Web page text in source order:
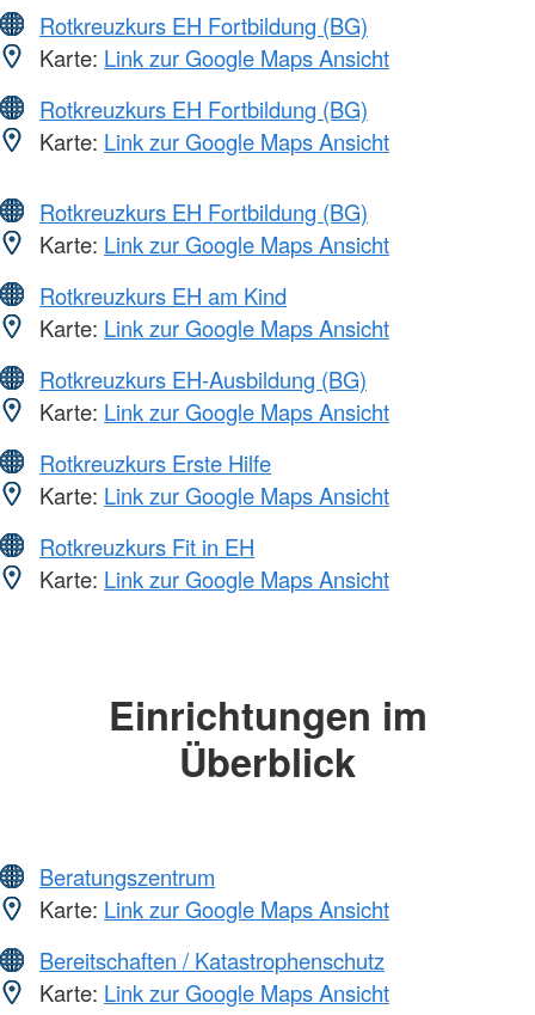
Rotkreuzkurs EH Fortbildung (BG)
Karte: Link zur Google Maps Ansicht
Rotkreuzkurs EH Fortbildung (BG)
Karte: Link zur Google Maps Ansicht
Rotkreuzkurs EH Fortbildung (BG)
Karte: Link zur Google Maps Ansicht
Rotkreuzkurs EH am Kind
Karte: Link zur Google Maps Ansicht
Rotkreuzkurs EH-Ausbildung (BG)
Karte: Link zur Google Maps Ansicht
Rotkreuzkurs Erste Hilfe
Karte: Link zur Google Maps Ansicht
Rotkreuzkurs Fit in EH
Karte: Link zur Google Maps Ansicht
Einrichtungen im
Überblick
Beratungszentrum
Karte: Link zur Google Maps Ansicht
Bereitschaften / Katastrophenschutz
Karte: Link zur Google Maps Ansicht